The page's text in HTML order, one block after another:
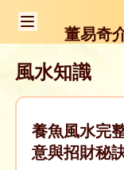
董易奇
風水知識
養魚風水完
意與招財秘